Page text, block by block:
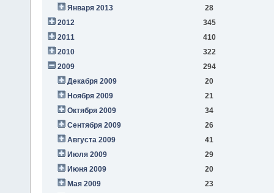
Января 2013
28
2012
345
2011
410
2010
322
2009
294
Декабря 2009
20
Ноября 2009
21
Октября 2009
34
Сентября 2009
26
Августа 2009
41
Июля 2009
29
Июня 2009
20
Мая 2009
23